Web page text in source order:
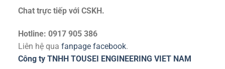
Chat trực tiếp với CSKH.
Hotline: 0917 905 386
Liên hệ qua fanpage facebook.
Công ty TNHH TOUSEI ENGINEERING VIET NAM